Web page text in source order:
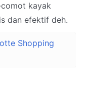
kayak
dan efektif deh.
Shopping